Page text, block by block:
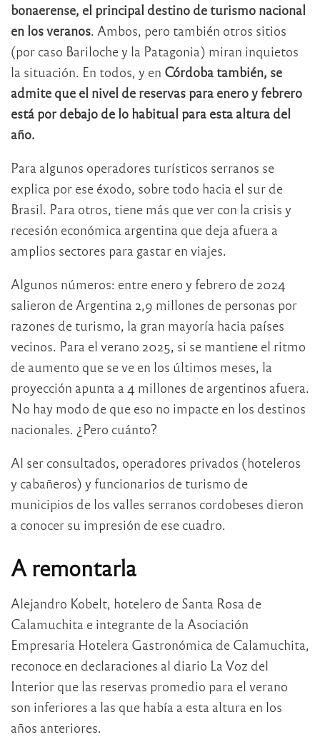
bonaerense, el principal destino de turismo nacional
en los veranos. Ambos, pero también otros sitios
(por caso Bariloche y la Patagonia) miran inquietos
la situación. En todos, y en Córdoba también, se
admite que el nivel de reservas para enero y febrero
está por debajo de lo habitual para esta altura del
año.
Para algunos operadores turísticos serranos se
explica por ese éxodo, sobre todo hacia el sur de
Brasil. Para otros, tiene más que ver con la crisis y
recesión económica argentina que deja afuera a
amplios sectores para gastar en viajes.
Algunos números: entre enero y febrero de 2024
salieron de Argentina 2,9 millones de personas por
razones de turismo, la gran mayoría hacia países
vecinos. Para el verano 2025, si se mantiene el ritmo
de aumento que se ve en los últimos meses, la
proyección apunta a 4 millones de argentinos afuera.
No hay modo de que eso no impacte en los destinos
nacionales. ¿Pero cuánto?
Al ser consultados, operadores privados (hoteleros
y cabañeros) y funcionarios de turismo de
municipios de los valles serranos cordobeses dieron
a conocer su impresión de ese cuadro.
A remontarla
Alejandro Kobelt, hotelero de Santa Rosa de
Calamuchita e integrante de la Asociación
Empresaria Hotelera Gastronómica de Calamuchita,
reconoce en declaraciones al diario La Voz del
Interior que las reservas promedio para el verano
son inferiores a las que había a esta altura en los
años anteriores.